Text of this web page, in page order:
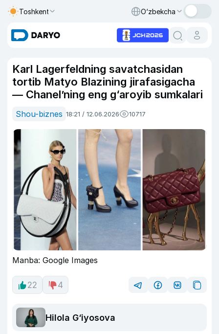
Toshkent O‘zbekcha
Karl Lagerfeldning savatchasidan
tortib Matyo Blazining jirafasigacha
— Chanel’ning eng g‘aroyib sumkalari
Shou-biznes 18:21 / 12.06.2026 10717
Manba: Google Images
22 4
Hilola G‘iyosova